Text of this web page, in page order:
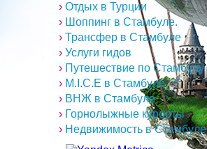
› Отдых в Турции
› Шоппинг в Стамбуле.
› Трансфер в Стамбуле
› Услуги гидов
› Путешествие по Стамбулу
› M.I.C.E в Стамбуле
› ВНЖ в Стамбуле
› Горнолыжные курорты
› Недвижимость в Стамбуле